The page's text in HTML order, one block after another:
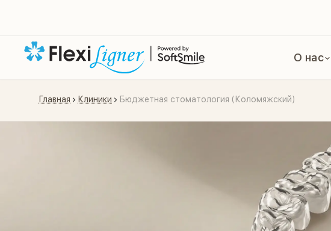
О нас
Главная Клиники Бюджетная стоматология (Коломяжский)